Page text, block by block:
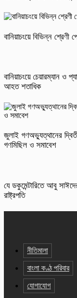
বানিয়াচংয়ে বিভিন্ন
বানিয়াচংয়ে চেয়ারম্যান ও
আহত শতাধিক
জুলাই গণঅভ্যুত্থানের
গণমিছিল ও সমাবেশ
যে ডকুমেন্টারিতে আবু
রাষ্ট্রপতি
নীতিমালা
বাংলা কণ্ঠ পরিবার
যোগাযোগ